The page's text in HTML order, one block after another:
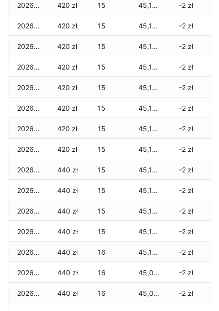
2026-05-28 420 zł 15 45,195 zł -2 zł
2026-05-27 420 zł 15 45,195 zł -2 zł
2026-05-26 420 zł 15 45,195 zł -2 zł
2026-05-25 420 zł 15 45,195 zł -2 zł
2026-05-24 420 zł 15 45,195 zł -2 zł
2026-05-23 420 zł 15 45,195 zł -2 zł
2026-05-22 420 zł 15 45,195 zł -2 zł
2026-05-21 420 zł 15 45,195 zł -2 zł
2026-05-20 440 zł 15 45,195 zł -2 zł
2026-05-19 440 zł 15 45,195 zł -2 zł
2026-05-18 440 zł 15 45,195 zł -2 zł
2026-05-17 440 zł 15 45,155 zł -2 zł
2026-05-16 440 zł 16 45,155 zł -2 zł
2026-05-15 440 zł 16 45,085 zł -2 zł
2026-05-14 440 zł 16 45,085 zł -2 zł